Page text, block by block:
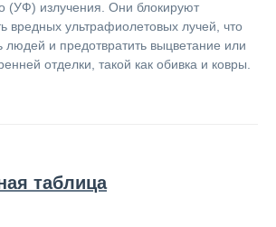
(УФ) излучения. Они блокируют
вредных ультрафиолетовых лучей, что
людей и предотвратить выцветание или
отделки, такой как обивка и ковры.
таблица